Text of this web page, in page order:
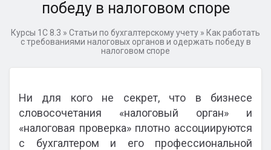
победу в налоговом споре
Курсы 1С 8.3 » Статьи по бухгалтерскому учету » Как работать
с требованиями налоговых органов и одержать победу в
налоговом споре
Ни для кого не секрет, что в бизнесе
словосочетания «налоговый орган» и
«налоговая проверка» плотно ассоциируются
с бухгалтером и его профессиональной